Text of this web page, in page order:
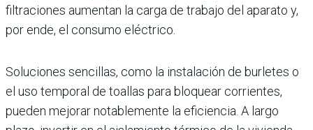
filtraciones aumentan la carga de trabajo del aparato y,
por ende, el consumo eléctrico.
Soluciones sencillas, como la instalación de burletes o
el uso temporal de toallas para bloquear corrientes,
pueden mejorar notablemente la eficiencia. A largo